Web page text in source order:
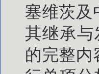
塞维茨及
其继承与
的完整内